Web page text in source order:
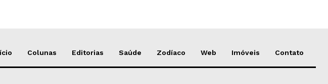
Colunas Editorias Saúde Zodíaco Web Imóveis Contato